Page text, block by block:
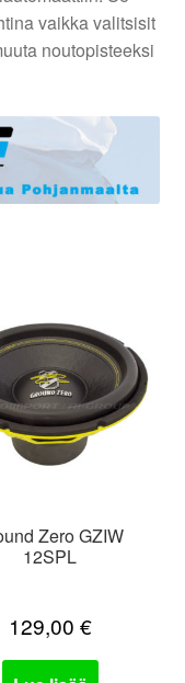
vaikka valitsisit
noutopisteeksi
Zero GZIW
12SPL
129,00 €